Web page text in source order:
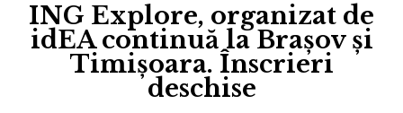
ING Explore, organizat de
idEA continuă la Brașov și
Timișoara. Înscrieri
deschise